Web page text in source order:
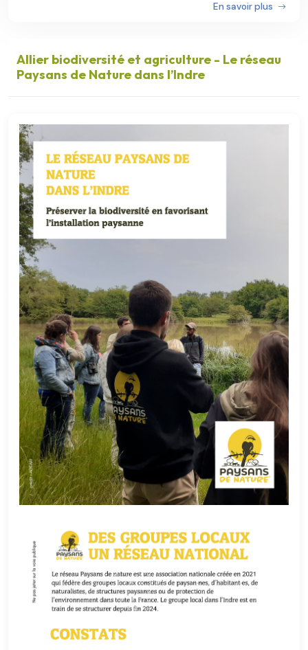
En savoir plus
Allier biodiversité et agriculture - Le réseau
Paysans de Nature dans l’Indre